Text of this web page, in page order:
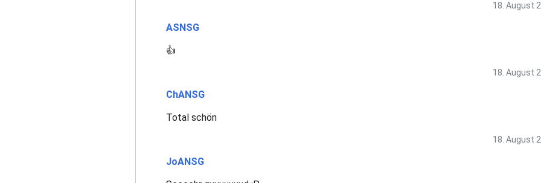
18. August
ASNSG
👍
18. August
ChANSG
Total schön
18. August
JoANSG